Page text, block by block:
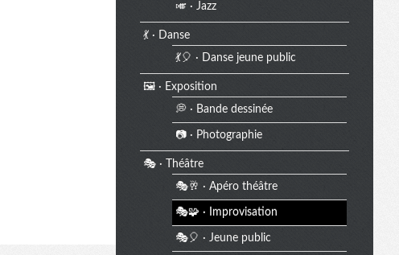
🎺 · Jazz
💃 · Danse
💃🎈 · Danse jeune public
🖼️ · Exposition
💭 · Bande dessinée
📷 · Photographie
🎭 · Théâtre
🎭🥂 · Apéro théâtre
🎭🧩 · Improvisation
🎭🎈 · Jeune public